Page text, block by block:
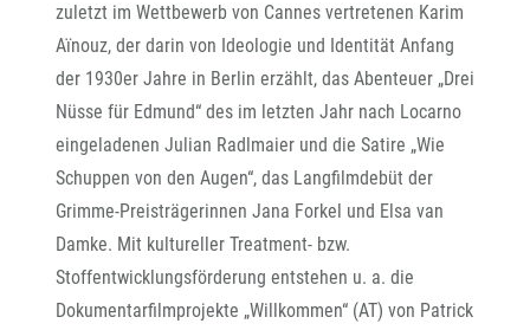
zuletzt im Wettbewerb von Cannes vertretenen Karim
Aïnouz, der darin von Ideologie und Identität Anfang
der 1930er Jahre in Berlin erzählt, das Abenteuer „Drei
Nüsse für Edmund“ des im letzten Jahr nach Locarno
eingeladenen Julian Radlmaier und die Satire „Wie
Schuppen von den Augen“, das Langfilmdebüt der
Grimme-Preisträgerinnen Jana Forkel und Elsa van
Damke. Mit kultureller Treatment- bzw.
Stoffentwicklungsförderung entstehen u. a. die
Dokumentarfilmprojekte „Willkommen“ (AT) von Patrick